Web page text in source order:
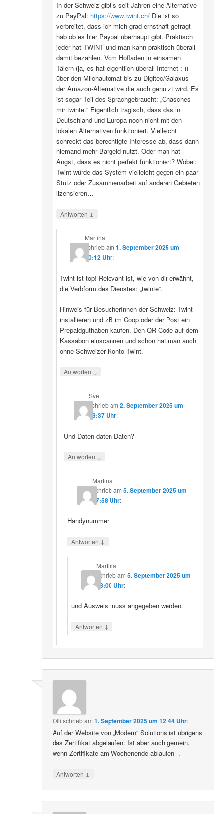
In der Schweiz gibt’s seit Jahren eine Alternative
zu PayPal: https://www.twint.ch/Die ist so
verbreitet, dass ich mich grad ernsthaft gefragt
hab ob es hier Paypal überhaupt gibt. Praktisch
jeder hat TWINT und man kann praktisch überall
damit bezahlen. Vom Hofladen in einsamen
Tälern (ja, es hat eigentlich überall Internet ;-))
über den Milchautomat bis zu Digitec/Galaxus –
der Amazon-Alternative die auch genutzt wird. Es
ist sogar Teil des Sprachgebraucht: „Chasches
mir twinte.“ Eigentlich tragisch, dass das in
Deutschland und Europa noch nicht mit den
lokalen Alternativen funktioniert. Vielleicht
schreckt das berechtigte Interesse ab, dass dann
niemand mehr Bargeld nutzt. Oder man hat
Angst, dass es nicht perfekt funktioniert? Wobei:
Twint würde das System vielleicht gegen ein paar
Stutz oder Zusammenarbeit auf anderen Gebieten
lizensieren…
Antworten ↓
Martina
schriebam1. September 2025 um
20:12 Uhr:
Twint ist top! Relevant ist, wie von dir erwähnt,
die Verbform des Dienstes: „twinte“.
Hinweis für BesucherInnen der Schweiz: Twint
installieren und zB im Coop oder der Post ein
Prepaidguthaben kaufen. Den QR Code auf dem
Kassabon einscannen und schon hat man auch
ohne Schweizer Konto Twint.
Antworten ↓
Sve
schriebam 2. September 2025 um
19:37 Uhr:
Und Daten daten Daten?
Antworten ↓
Martina
schriebam5. September 2025 um
17:58 Uhr:
Handynummer
Antworten ↓
Martina
schriebam 5. September 2025 um
18:00 Uhr:
und Ausweis muss angegeben werden.
Antworten ↓
Olli schriebam1. September 2025 um 12:44 Uhr:
Auf der Website von „Modern“ Solutions ist übrigens
das Zertifikat abgelaufen. Ist aber auch gemein,
wenn Zertifikate am Wochenende ablaufen -.-
Antworten ↓